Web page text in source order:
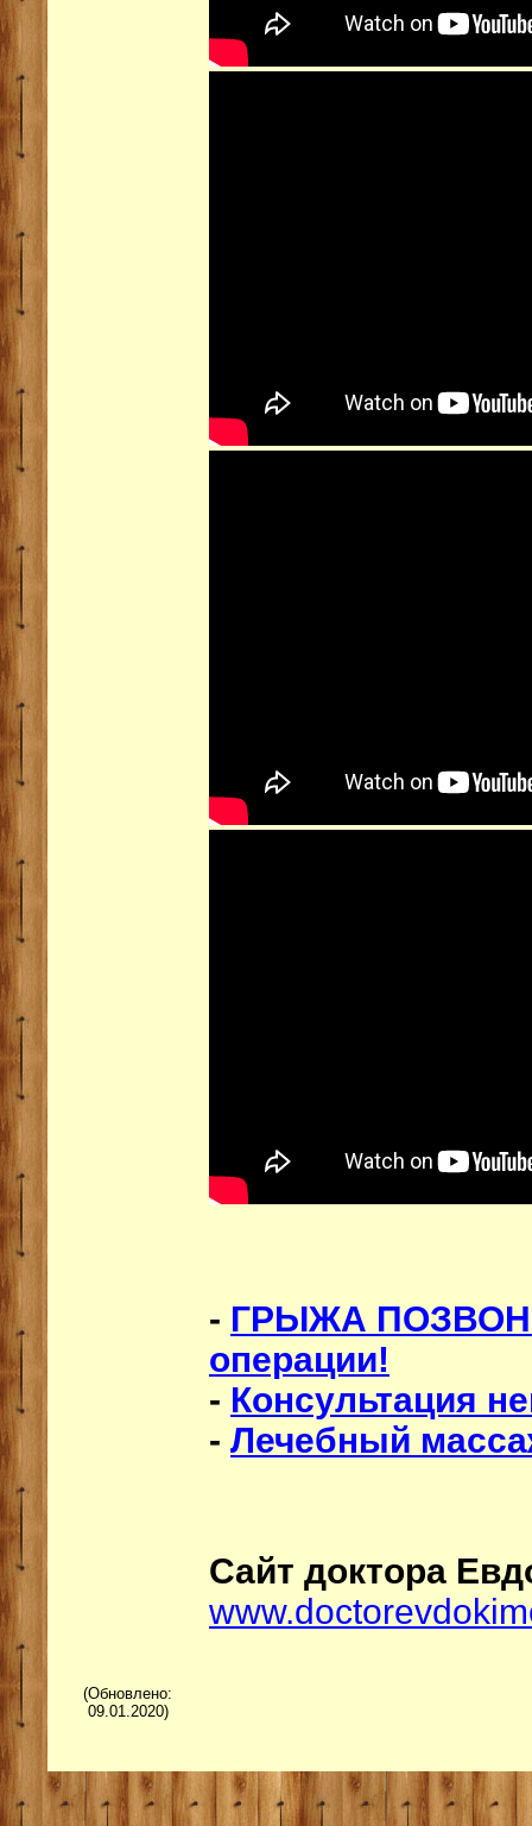
- ГРЫЖА
операции!
- Консультация
- Лечебный
Сайт доктора
(Обновлено:
09.01.2020)